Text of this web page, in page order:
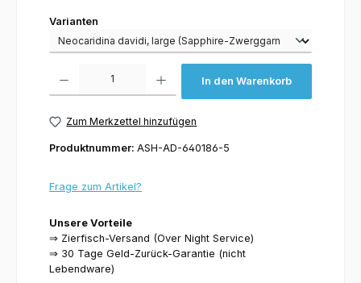
Varianten
Varianten
In den Warenkorb
Zum Merkzettel hinzufügen
Produktnummer: ASH-AD-640186-5
Frage zum Artikel?
Unsere Vorteile
⇒ Zierfisch-Versand (Over Night Service)
⇒ 30 Tage Geld-Zurück-Garantie (nicht
Lebendware)